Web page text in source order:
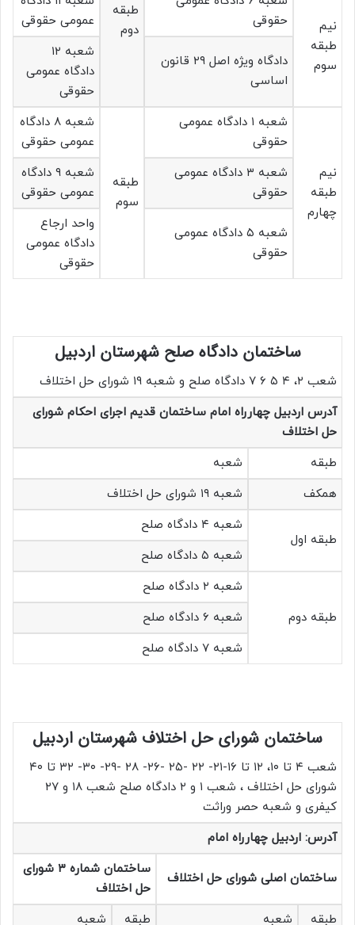
طبقه
دوم
نیم
طبقه
سوم
حقوقی
عمومی حقوقی
دادگاه ویژه اصل ۲۹ قانون
اساسی
شعبه ۱۲
دادگاه عمومی
حقوقی
نیم
طبقه
چهارم
شعبه ۱ دادگاه عمومی
حقوقی
طبقه
سوم
شعبه ۸ دادگاه
عمومی حقوقی
شعبه ۳ دادگاه عمومی
حقوقی
شعبه ۹ دادگاه
عمومی حقوقی
شعبه ۵ دادگاه عمومی
حقوقی
واحد ارجاع
دادگاه عمومی
حقوقی
ساختمان دادگاه صلح شهرستان اردبیل
شعب ۲، ۴ ۵ ۶ ۷ دادگاه صلح و شعبه ۱۹ شورای حل اختلاف
آدرس اردبیل چهارراه امام ساختمان قدیم اجرای احکام شورای
حل اختلاف
طبقه
شعبه
همکف
شعبه ۱۹ شورای حل اختلاف
طبقه اول
شعبه ۴ دادگاه صلح
شعبه ۵ دادگاه صلح
طبقه دوم
شعبه ۲ دادگاه صلح
شعبه ۶ دادگاه صلح
شعبه ۷ دادگاه صلح
ساختمان شورای حل اختلاف شهرستان اردبیل
شعب ۴ تا ۱۰، ۱۲ تا ۱۶-۲۱- ۲۲ -۲۵ -۲۶- ۲۸ -۲۹- ۳۰- ۳۲ تا ۴۰
شورای حل اختلاف ، شعب ۱ و ۲ دادگاه صلح شعب ۱۸ و ۲۷
کیفری و شعبه حصر وراثت
آدرس: اردبیل چهارراه امام
ساختمان اصلی شورای حل اختلاف
ساختمان شماره ۳ شورای
حل اختلاف
طبقه
شعبه طبقه شعبه